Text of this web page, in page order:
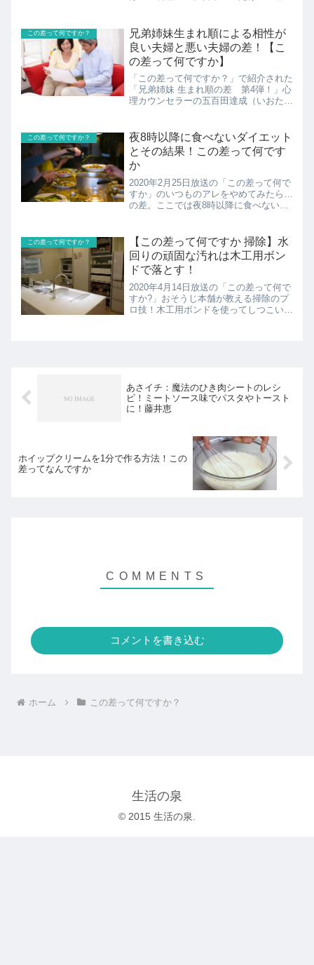
この差って何ですか？
兄弟姉妹生まれ順による相性が
良い夫婦と悪い夫婦の差！【こ
の差って何ですか】
「この差って何ですか？」で紹介された
「兄弟姉妹 生まれ順の差 第4弾！」心
理カウンセラーの五百田達成（いおたた
い夫婦の差の紹介！
この差って何ですか？
夜8時以降に食べないダイエット
とその結果！この差って何です
か
2020年2月25日放送の「この差って何で
すか」のいつものアレをやめてみたら…
の差。ここでは夜8時以降に食べないダ
この差って何ですか？
【この差って何ですか 掃除】水
回りの頑固な汚れは木工用ボン
ドで落とす！
2020年4月14日放送の「この差って何で
すか?」おそうじ本舗が教える掃除のプ
ロ技！木工用ボンドを使ってしつこい水
あさイチ：魔法のひき肉シートのレシ
ピ！ミートソース味でパスタやトースト
に！藤井恵
ホイップクリームを1分で作る方法！この
差ってなんですか
コメントを書き込む
ホーム この差って何ですか？
生活の泉
© 2015 生活の泉.